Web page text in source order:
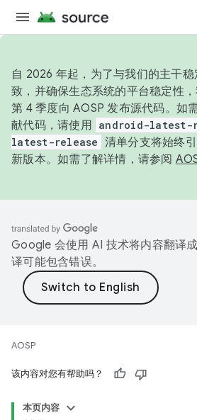
自 2026 年起，为了与我们的主干
致，并确保生态系统的平台稳定性
第 4 季度向 AOSP 发布源代码。如
献代码，请使用 android-latest-
latest-release 清单分支将始终
新版本。如需了解详情，请参阅
Google 会使用 AI 技术将内容翻译
译可能包含错误。
AOSP
该内容对您有帮助吗？
本页内容